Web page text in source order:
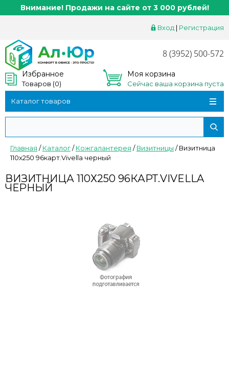
Внимание! Продажи на сайте от 3 000 рублей!
Вход | Регистрация
8 (3952) 500-572
Избранное
Товаров (0)
Моя корзина
Сейчас ваша корзина пуста
Каталог товаров
Главная /Каталог/Кожгалантерея /Визитницы /Визитница
110х250 96карт.Vivella черный
ВИЗИТНИЦА 110Х250 96КАРТ.VIVELLA
ЧЕРНЫЙ